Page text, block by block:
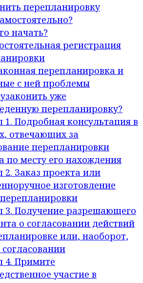
перепланировку
начать?
регистрация
перепланировка и
с ней проблемы
уже
перепланировку?
1. Подробная консультация в
отвечающих за
перепланировки
по месту его нахождения
2. Заказ проекта или
изготовление
3. Получение разрешающего
о согласовании действий
или, наоборот,
согласовании
4. Примите
участие в